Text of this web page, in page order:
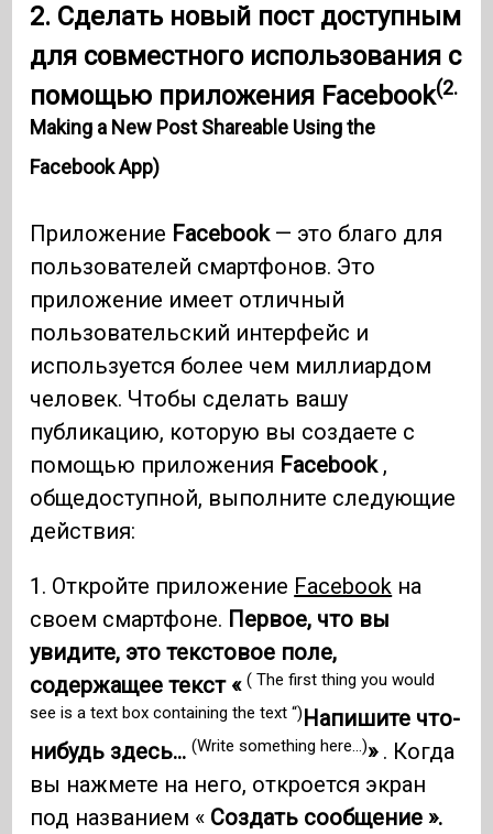
2. Сделать новый пост доступным
для совместного использования с
помощью приложения Facebook(2.
Making a New Post Shareable Using the
Facebook App)
Приложение Facebook— это благо для
пользователей смартфонов. Это
приложение имеет отличный
пользовательский интерфейс и
используется более чем миллиардом
человек. Чтобы сделать вашу
публикацию, которую вы создаете с
помощью приложения Facebook,
общедоступной, выполните следующие
действия:
1. Откройте приложение Facebook на
своем смартфоне. Первое, что вы
увидите, это текстовое поле,
содержащее текст «( The first thing you would
see is a text box containing the text “)Напишите что-
нибудь здесь…(Write something here…)». Когда
вы нажмете на него, откроется экран
под названием « Создать сообщение ».